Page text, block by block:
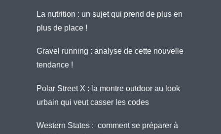
La nutrition : un sujet qui prend de plus en
plus de place !
Gravel running : analyse de cette nouvelle
tendance !
Polar Street X : la montre outdoor au look
urbain qui veut casser les codes
Western States : comment se préparer à